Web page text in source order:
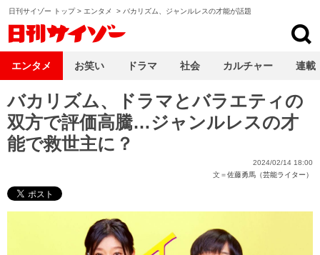
日刊サイゾー トップ> エンタメ > バカリズム、ジャンルレスの才能が話題
バカリズム、ドラマとバラエティの
双方で評価高騰…ジャンルレスの才
能で救世主に？
2024/02/14 18:00
文＝佐藤勇馬（芸能ライター）
エンタメ お笑い ドラマ 社会 カルチャー 連載